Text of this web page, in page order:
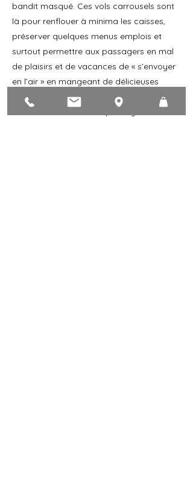
bandit masqué. Ces vols carrousels sont
là pour renflouer à minima les caisses,
préserver quelques menus emplois et
surtout permettre aux passagers en mal
de plaisirs et de vacances de « s’envoyer
en l’air » en mangeant de délicieuses
nouilles japonaise et de faire une partie